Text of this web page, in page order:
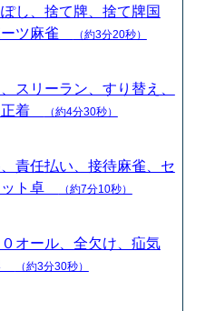
し、捨て牌、捨て牌国
ーツ麻雀
（約3分20秒）
スリーラン、すり替え、
正着
（約4分30秒）
責任払い、接待麻雀、セ
ット卓
（約7分10秒）
オール、全欠け、疝気
（約3分30秒）